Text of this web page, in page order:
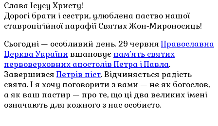
Слава Ісусу Христу!
Дорогі брати і сестри, улюблена паство нашої
ставропігійної парафії Святих Жон-Мироносиць!
Сьогодні — особливий день. 29 червня Православна
Церква України вшановує пам’ять святих
первоверховних апостолів Петра і Павла.
Завершився Петрів піст. Відчиняється радість
свята. І я хочу поговорити з вами — не як богослов,
а як ваш пастир — про те, що ці два великих імені
означають для кожного з нас особисто.